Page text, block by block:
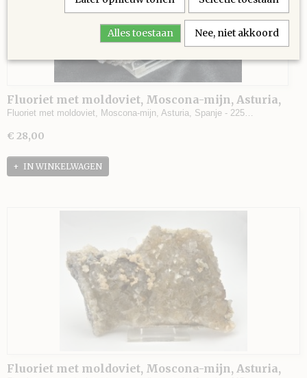
Fluoriet met moldoviet, Moscona-mijn, Asturia,
Spanje - 225 gram - 9,5 x 7 x 3,5 cm.
Fluoriet met moldoviet, Moscona-mijn, Asturia, Spanje - 225…
€ 28,00
IN WINKELWAGEN
Fluoriet met moldoviet, Moscona-mijn, Asturia,
Alles toestaan Nee, niet akkoord